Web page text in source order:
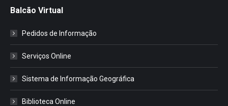
Balcão Virtual
Pedidos de Informação
Serviços Online
Sistema de Informação Geográfica
Biblioteca Online